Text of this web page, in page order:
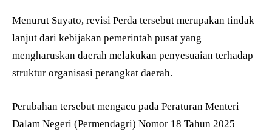
Menurut Suyato, revisi Perda tersebut merupakan tindak
lanjut dari kebijakan pemerintah pusat yang
mengharuskan daerah melakukan penyesuaian terhadap
struktur organisasi perangkat daerah.
Perubahan tersebut mengacu pada Peraturan Menteri
Dalam Negeri (Permendagri) Nomor 18 Tahun 2025